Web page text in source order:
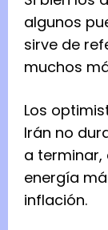
algunos
sirve de
muchos
Los
Irán no
a terminar,
energía
inflación.